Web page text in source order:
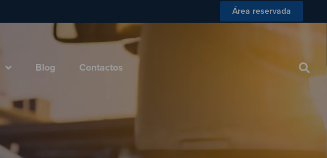
Área reservada
Blog Contactos
Informação ao Consumidor